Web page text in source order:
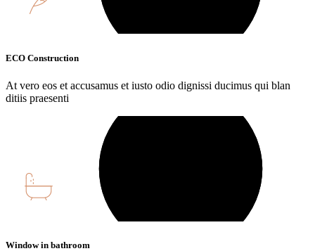
ECO Construction
At vero eos et accusamus et iusto odio dignissi ducimus qui blan
ditiis praesenti
Window in bathroom